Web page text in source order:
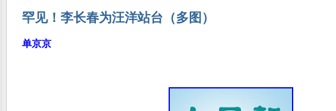
罕见！李长春为汪洋站台（多图）
单京京